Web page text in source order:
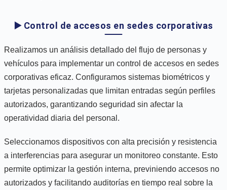
▶️ Control de accesos en sedes corporativas
Realizamos un análisis detallado del flujo de personas y
vehículos para implementar un control de accesos en sedes
corporativas eficaz. Configuramos sistemas biométricos y
tarjetas personalizadas que limitan entradas según perfiles
autorizados, garantizando seguridad sin afectar la
operatividad diaria del personal.
Seleccionamos dispositivos con alta precisión y resistencia
a interferencias para asegurar un monitoreo constante. Esto
permite optimizar la gestión interna, previniendo accesos no
autorizados y facilitando auditorías en tiempo real sobre la